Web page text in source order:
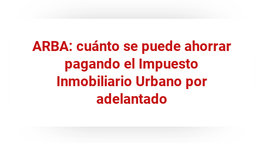
ARBA: cuánto se puede ahorrar
pagando el Impuesto
Inmobiliario Urbano por
adelantado